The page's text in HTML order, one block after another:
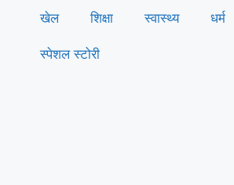
खेल शिक्षा स्वास्थ्य धर्म
स्पेशल स्टोरी